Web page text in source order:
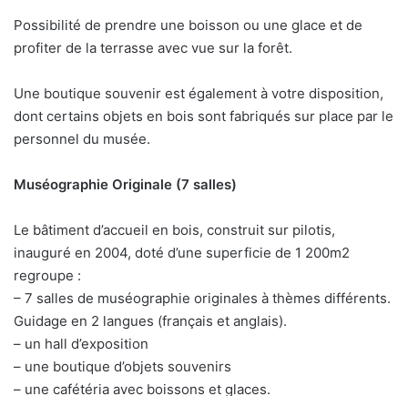
Possibilité de prendre une boisson ou une glace et de
profiter de la terrasse avec vue sur la forêt.
Une boutique souvenir est également à votre disposition,
dont certains objets en bois sont fabriqués sur place par le
personnel du musée.
Muséographie Originale (7 salles)
Le bâtiment d’accueil en bois, construit sur pilotis,
inauguré en 2004, doté d’une superficie de 1 200m2
regroupe :
– 7 salles de muséographie originales à thèmes différents.
Guidage en 2 langues (français et anglais).
– un hall d’exposition
– une boutique d’objets souvenirs
– une cafétéria avec boissons et glaces.